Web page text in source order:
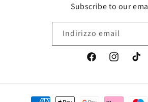
Subscribe to our
Indirizzo email
FacebookInstagramTikTok
Metodi